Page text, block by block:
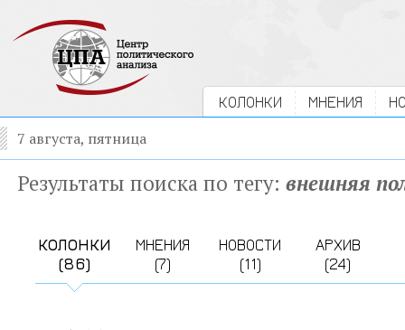
КОЛОНКИ МНЕНИЯ
7 августа, пятница
Результаты поиска по тегу: внешняя
КОЛОНКИ
(86)
МНЕНИЯ
(7)
НОВОСТИ
(11)
АРХИВ
(24)